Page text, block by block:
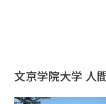
新生活お役立ちガイド
文京学院大学 人